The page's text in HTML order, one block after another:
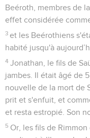
Beéroth, membres de
effet considérée
3 et les Beérothiens
habité jusqu'à
4 Jonathan, le fils de
jambes. Il était âgé de
nouvelle de la mort de
prit et s'enfuit, et
et resta estropié. Son
5 Or, les fils de